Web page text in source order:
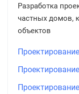
Разработка
частных домов,
объектов